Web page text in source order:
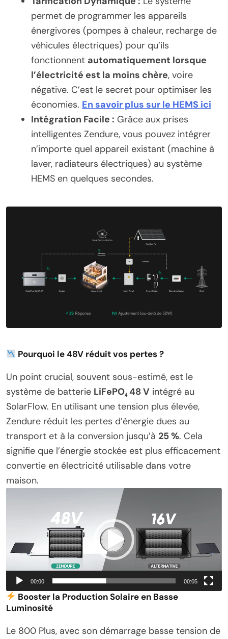
permet de programmer les appareils
énergivores (pompes à chaleur, recharge de
véhicules électriques) pour qu’ils
fonctionnent automatiquement lorsque
l’électricité est la moins chère, voire
négative. C’est le secret pour optimiser les
économies. En savoir plus sur le HEMS ici
Intégration Facile : Grâce aux prises
intelligentes Zendure, vous pouvez intégrer
n’importe quel appareil existant (machine à
laver, radiateurs électriques) au système
HEMS en quelques secondes.
Pourquoi le 48V réduit vos pertes ?
Un point crucial, souvent sous-estimé, est le
système de batterie LiFePO₄ 48 V intégré au
SolarFlow. En utilisant une tension plus élevée,
Zendure réduit les pertes d’énergie dues au
transport et à la conversion jusqu’à 25 %. Cela
signifie que l’énergie stockée est plus efficacement
convertie en électricité utilisable dans votre
maison.
00:00 00:05
Booster la Production Solaire en Basse
Luminosité
Le 800 Plus, avec son démarrage basse tension de